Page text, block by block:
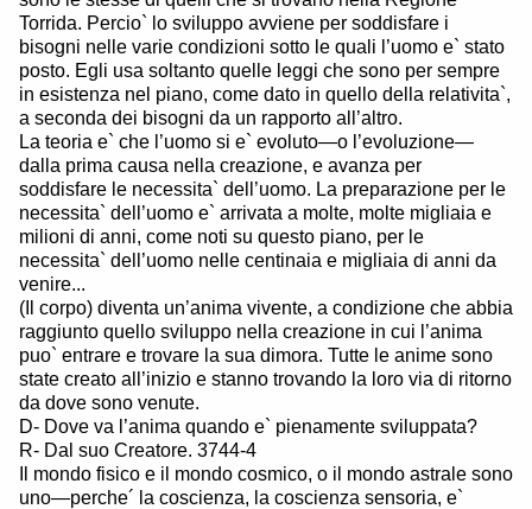
Torrida. Percio` lo sviluppo avviene per soddisfare i
bisogni nelle varie condizioni sotto le quali l’uomo e` stato
posto. Egli usa soltanto quelle leggi che sono per sempre
in esistenza nel piano, come dato in quello della relativita`,
a seconda dei bisogni da un rapporto all’altro.
La teoria e` che l’uomo si e` evoluto—o l’evoluzione—
dalla prima causa nella creazione, e avanza per
soddisfare le necessita` dell’uomo. La preparazione per le
necessita` dell’uomo e` arrivata a molte, molte migliaia e
milioni di anni, come noti su questo piano, per le
necessita` dell’uomo nelle centinaia e migliaia di anni da
venire...
(Il corpo) diventa un’anima vivente, a condizione che abbia
raggiunto quello sviluppo nella creazione in cui l’anima
puo` entrare e trovare la sua dimora. Tutte le anime sono
state creato all’inizio e stanno trovando la loro via di ritorno
da dove sono venute.
D- Dove va l’anima quando e` pienamente sviluppata?
R- Dal suo Creatore. 3744-4
Il mondo fisico e il mondo cosmico, o il mondo astrale sono
uno—perche´ la coscienza, la coscienza sensoria, e`